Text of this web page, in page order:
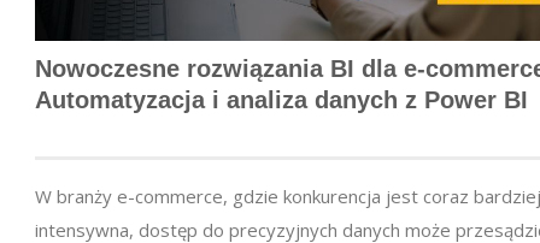
Nowoczesne rozwiązania BI dla e-
Automatyzacja i analiza danych z Power BI
W branży e-commerce, gdzie konkurencja jest coraz bardziej
intensywna, dostęp do precyzyjnych danych może